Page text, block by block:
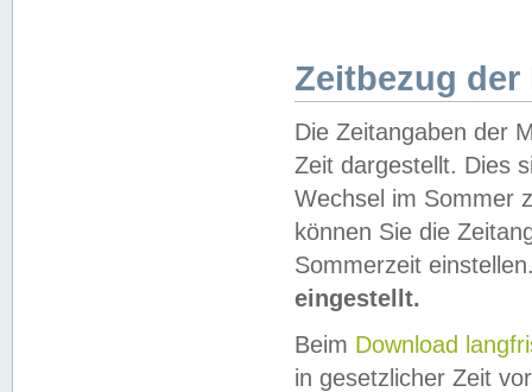
Zeitbezug der
Die Zeitangaben der
Zeit dargestellt. Dies
Wechsel im Sommer
können Sie die
Sommerzeit
eingestellt.
Beim Download
in gesetzlicher Zeit